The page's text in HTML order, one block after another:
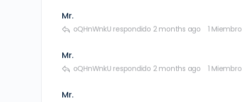
Mr.
oQHnWnkU respondido 2 months ago 1 Miembro
Mr.
oQHnWnkU respondido 2 months ago 1 Miembro
Mr.